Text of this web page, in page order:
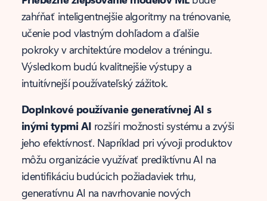
zahŕňať inteligentnejšie algoritmy na trénovanie,
učenie pod vlastným dohľadom a ďalšie
pokroky v architektúre modelov a tréningu.
Výsledkom budú kvalitnejšie výstupy a
intuitívnejší používateľský zážitok.
Doplnkové používanie generatívnej AI s
inými typmi AI rozšíri možnosti systému a zvýši
jeho efektívnosť. Napríklad pri vývoji produktov
môžu organizácie využívať prediktívnu AI na
identifikáciu budúcich požiadaviek trhu,
generatívnu AI na navrhovanie nových